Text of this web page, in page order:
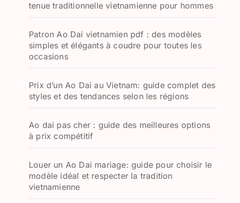
r
tenue traditionnelle vietnamienne pour hommes
Patron Ao Dai vietnamien pdf : des modèles
simples et élégants à coudre pour toutes les
occasions
Prix d’un Ao Dai au Vietnam: guide complet des
styles et des tendances selon les régions
Ao dai pas cher : guide des meilleures options
à prix compétitif
Louer un Ao Dai mariage: guide pour choisir le
modèle idéal et respecter la tradition
vietnamienne